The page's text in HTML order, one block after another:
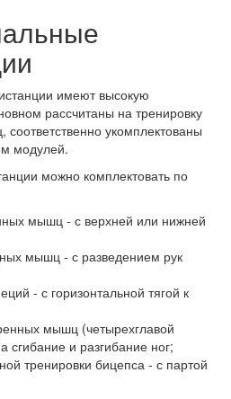
имеют высокую
рассчитаны на тренировку
укомплектованы
модулей.
можно комплектовать по
мышц - с верхней или нижней
мышц - с разведением рук
- с горизонтальной тягой к
мышц (четырехглавой
и разгибание ног;
тренировки бицепса - с партой